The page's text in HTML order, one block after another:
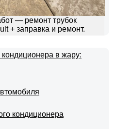
— ремонт трубок
+ заправка и ремонт.
кондиционера в жару:
кондиционера